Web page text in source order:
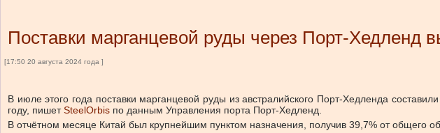
Поставки марганцевой руды через Порт-
[17:50 20 августа 2024 года ]
В июле этого года поставки марганцевой руды из австралийского Порт-Хедленда
году, пишетSteelOrbis по данным Управления порта Порт-Хедленд.
В отчётном месяце Китай был крупнейшим пунктом назначения, получив 39,7% от общего